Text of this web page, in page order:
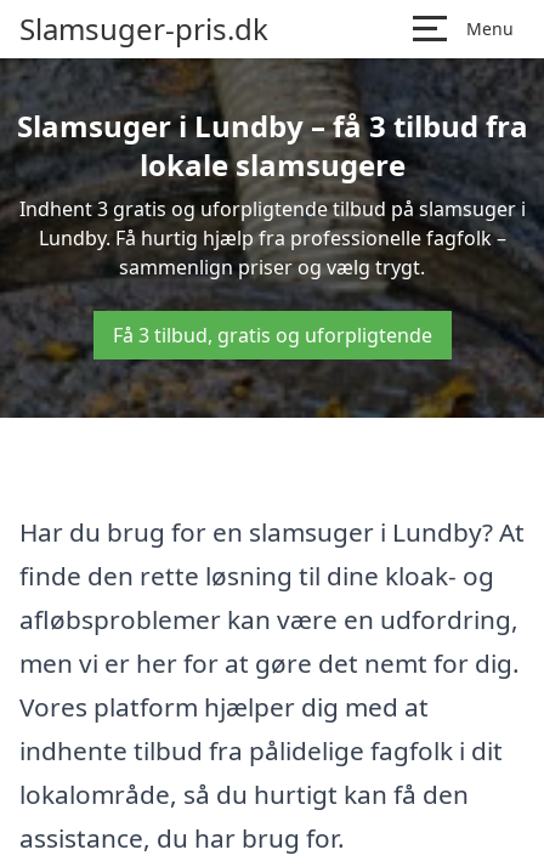
Slamsuger-pris.dk Menu
Slamsuger i Lundby – få 3 tilbud fra
lokale slamsugere
Indhent 3 gratis og uforpligtende tilbud på slamsuger i
Lundby. Få hurtig hjælp fra professionelle fagfolk –
sammenlign priser og vælg trygt.
Få 3 tilbud, gratis og uforpligtende
Har du brug for en slamsuger i Lundby? At
finde den rette løsning til dine kloak- og
afløbsproblemer kan være en udfordring,
men vi er her for at gøre det nemt for dig.
Vores platform hjælper dig med at
indhente tilbud fra pålidelige fagfolk i dit
lokalområde, så du hurtigt kan få den
assistance, du har brug for.